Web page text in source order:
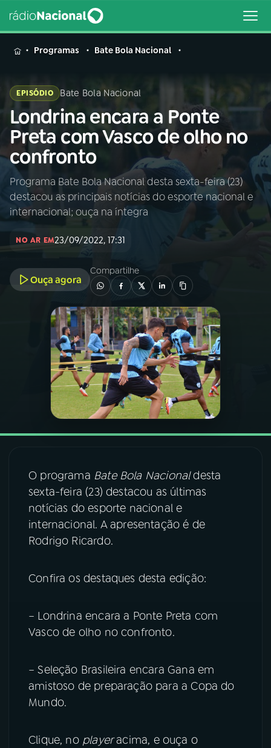
MENU
Buscar
na
Rádio
Nacional
Buscar
AO VIVO
INÍCIO
PROGRAMAS
PODCASTS
VIDEOCASTS
FESTIVAL DE MÚSICA
ACOMPANHE A RÁDIO NACIONAL
Programas Bate Bola Nacional
EPISÓDIO Bate Bola Nacional
Londrina encara a Ponte
Preta com Vasco de olho no
confronto
Programa Bate Bola Nacional desta sexta-feira (23)
destacou as principais notícias do esporte nacional e
internacional; ouça na íntegra
NO AR EM23/09/2022, 17:31
Ouça agora
Compartilhe
O programa Bate Bola Nacionaldesta
sexta-feira (23) destacou as últimas
notícias do esporte nacional e
internacional. A apresentação é de
Rodrigo Ricardo.
Confira os destaques desta edição:
– Londrina encara a Ponte Preta com
Vasco de olho no confronto.
– Seleção Brasileira encara Gana em
amistoso de preparação para a Copa do
Mundo.
Clique, no playeracima, e ouça o